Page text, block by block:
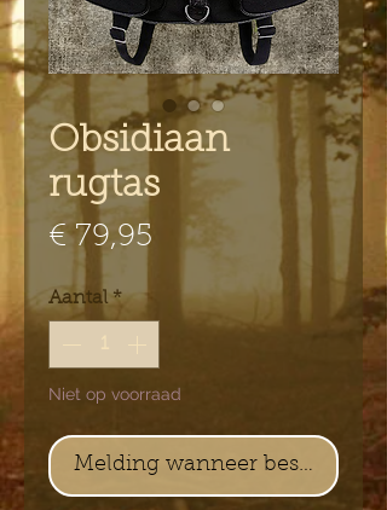
Obsidiaan
rugtas
€ 79,95 Prijs
Aantal *
Niet op voorraad
Melding wanneer beschikbaar